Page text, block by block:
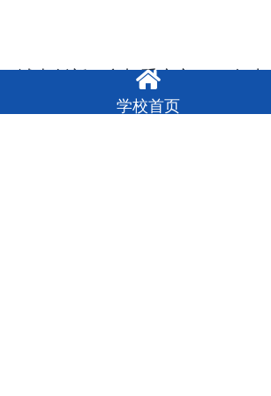
城南创新｜参加重庆市2025年

学校首页